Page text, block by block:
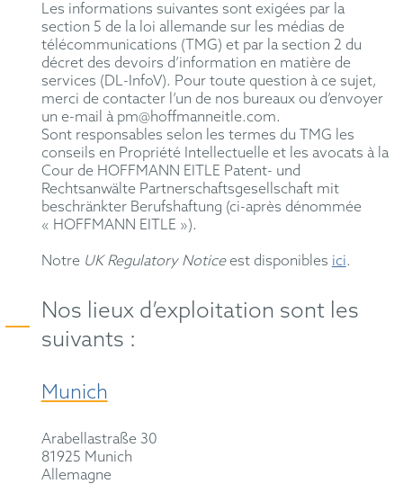
Les informations suivantes sont exigées par la
section 5 de la loi allemande sur les médias de
télécommunications (TMG) et par la section 2 du
décret des devoirs d’information en matière de
services (DL-InfoV). Pour toute question à ce sujet,
merci de contacter l’un de nos bureaux ou d’envoyer
un e-mail à pm@hoffmanneitle.com.
Sont responsables selon les termes du TMG les
conseils en Propriété Intellectuelle et les avocats à la
Cour de HOFFMANN EITLE Patent- und
Rechtsanwälte Partnerschaftsgesellschaft mit
beschränkter Berufshaftung (ci-après dénommée
« HOFFMANN EITLE »).
Notre UK Regulatory Noticeest disponibles ici.
Nos lieux d’exploitation sont les
suivants :
Munich
Arabellastraße 30
81925 Munich
Allemagne